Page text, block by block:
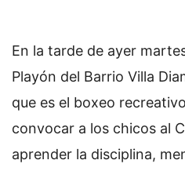
En la tarde de ayer
Playón del Barrio Villa
que es el boxeo
convocar a los chicos al
aprender la disciplina,